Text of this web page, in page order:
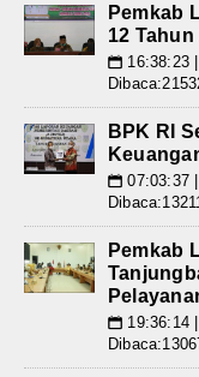
Pemkab
12
📅 16:38:23
BPK RI
📅 07:03:37
Pemkab
📅 19:36:14